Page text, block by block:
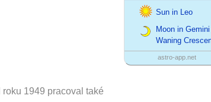
roku 1949 pracoval také